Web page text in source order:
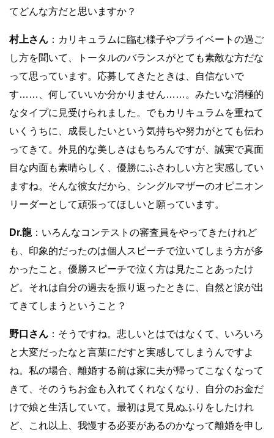
てどんな方だと思いますか？
村上さん ：カリキュラムに臨む様子やプライベートの過ご
し方を聞いて、トータルのバランスがとても素敵な方だな
って思っています。応募してきたときは、自信ないで
す……、何していいか分かりません……。みたいな消極的
なタイプに見受けられました。でもカリキュラムを重ねて
いくうちに、成長したいという気持ちや努力がとても伝わ
ってきて。外見的な美しさはもちろんですが、誠実で真面
目な内面も素晴らしく、優勝にふさわしい方と実感してい
ますね。そんな彼女だから、シングルマザーのオピニオン
リーダーとして頑張ってほしいと願っています。
Dr.龍：いろんなコンテストの審査員をやってきたけれど
も、印象的だったのは個人スピーチで泣いてしまう方が多
かったこと。優勝スピーチで泣く方は見たことあったけ
ど。それは自分の過去を振り返ったときに、自然と涙が出
てきてしまうということ？
野口さん ：そうですね。悲しいとはではなくて、いろいろ
と大変だったなと言葉にだすと実感してしまうんですよ
ね。私の場合、離婚する前は家に夫が帰ってこなくなって
きて、そのうちお金も入れてくれなくなり、自分のお金だ
けで娘と生活していて。最初は見て見ぬふりをしたけれ
ど、これ以上、我慢する必要があるのかなって離婚を申し